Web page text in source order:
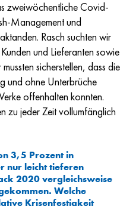
zweiwöchentliche Covid-
Management und
Rasch suchten wir
und Lieferanten sowie
sicherstellen, dass die
und ohne Unterbrüche
offenhalten konnten.
zu jeder Zeit vollumfänglich
3,5 Prozent in
nur leicht tieferen
2020 vergleichsweise
Welche
Krisenfestigkeit